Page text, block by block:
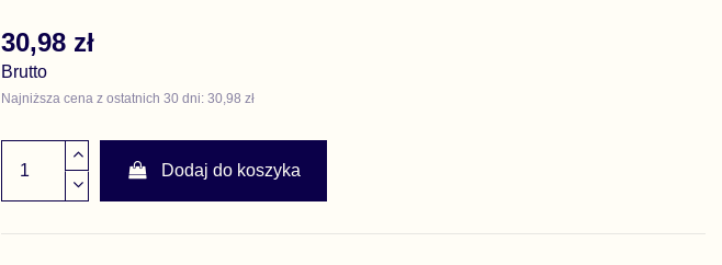
30,98 zł
Brutto
Najniższa cena z ostatnich 30 dni: 30,98 zł
Dodaj do koszyka